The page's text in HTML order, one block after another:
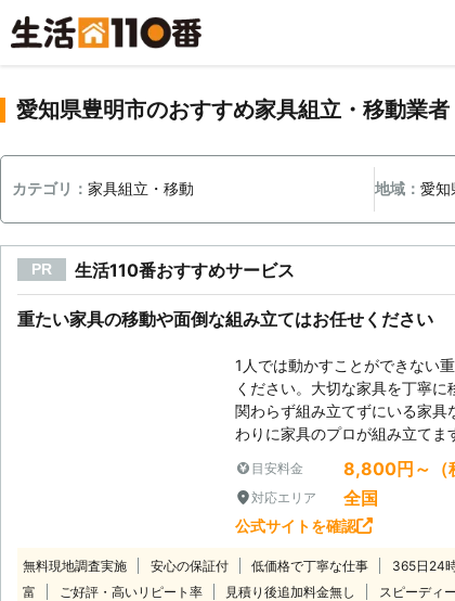
愛知県豊明市のおすすめ家具組立・移動業者
カテゴリ： 家具組立・移動 地域：愛知
PR 生活110番おすすめサービス
重たい家具の移動や面倒な組み立てはお任せください
1人では動かすことができない
ください。大切な家具を丁寧
関わらず組み立てずにいる家
わりに家具のプロが組み立てま
目安料金 8,800円～（
対応エリア 全国
公式サイトを確認
無料現地調査実施 安心の保証付 低価格で丁寧な仕事 365日24
富
ご好評・高いリピート率 見積り後追加料金無し スピーディ